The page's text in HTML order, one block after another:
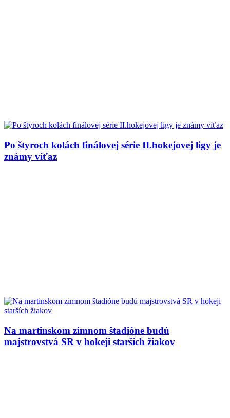
Po štyroch kolách finálovej série II.hokejovej ligy je
známy víťaz
Na martinskom zimnom štadióne budú
majstrovstvá SR v hokeji starších žiakov